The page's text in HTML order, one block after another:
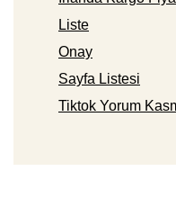
Liste
Onay
Sayfa Listesi
Tiktok Yorum